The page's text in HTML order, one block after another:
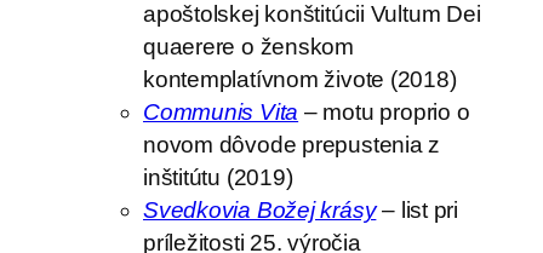
apoštolskej konštitúcii Vultum Dei
quaerere o ženskom
kontemplatívnom živote (2018)
Communis Vita – motu proprio o
novom dôvode prepustenia z
inštitútu (2019)
Svedkovia Božej krásy– list pri
príležitosti 25. výročia